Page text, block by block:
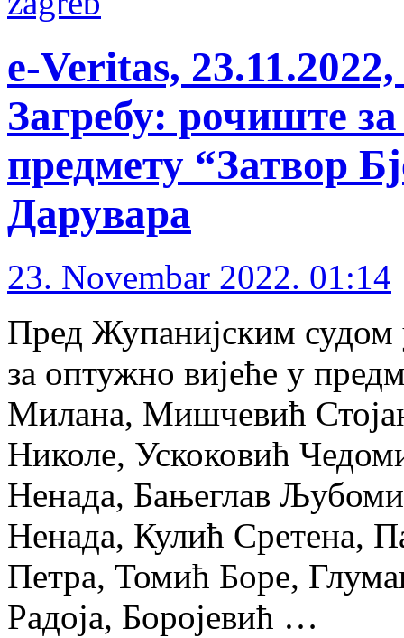
е-Veritas,
Загребу: рочиште
предмету “Затвор
Дарувара
23. Novembar 2022. 01:14
Пред Жупанијским судом
за оптужно вијеће у
Милана, Мишчевић
Николе, Ускоковић
Ненада, Бањеглав
Ненада, Кулић Сретена,
Петра, Томић Боре,
Радоја, Боројевић …